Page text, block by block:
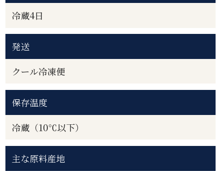
冷蔵4日
発送
クール冷凍便
保存温度
冷蔵（10℃以下）
主な原料産地